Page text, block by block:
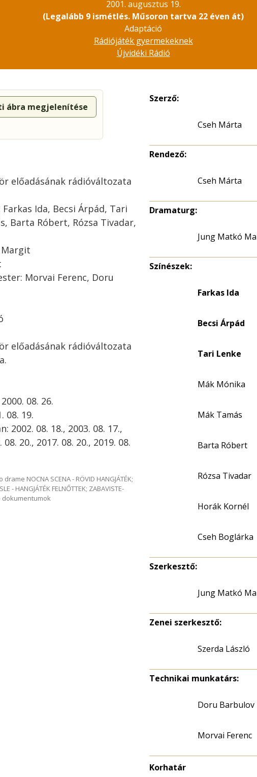
2001. augusztus 19.
(Legalább 9 ismétlés. Műsoron tartva 22 éven át)
Adaptáció
Rádiójáték gyermekeknek
Újvidéki Rádió
ábra megjelenítése
előadásának rádióváltozata
Ida, Becsi Árpád, Tari
Barta Róbert, Rózsa Tivadar,
Morvai Ferenc, Doru
előadásának rádióváltozata
08. 26.
08. 19.
2002. 08. 18., 2003. 08. 17.,
20., 2017. 08. 20., 2019. 08.
NOCNA SCENA - RÖVID HANGJÁTÉK;
- HANGJÁTÉK FELNŐTTEK; ZABAVISTE-
dokumentumok
Szerző:
Cseh Márta
Rendező:
Cseh Márta
Dramaturg:
Jung Matkó
Színészek:
Farkas Ida
Becsi Árpád
Tari Lenke
Mák Mónika
Mák Tamás
Barta Róbert
Rózsa Tivadar
Horák Kornél
Cseh Boglárka
Szerkesztő:
Jung Matkó
Zenei szerkesztő:
Szerda László
Technikai munkatárs:
Doru Barbulov
Morvai Ferenc
Korhatár